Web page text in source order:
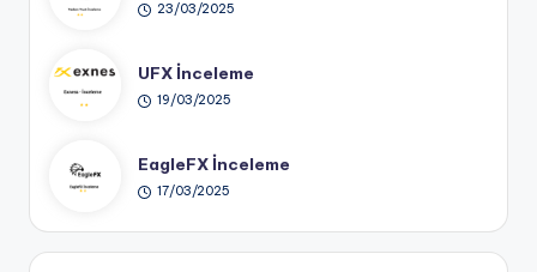
23/03/2025
UFX İnceleme
19/03/2025
EagleFX İnceleme
17/03/2025